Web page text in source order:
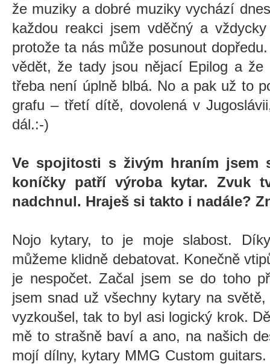
že muziky a dobré muziky vychází
každou reakci jsem vděčný a
protože ta nás může posunout
vědět, že tady jsou nějací Epilog a že
třeba není úplně blbá. No a pak už to
grafu – třetí dítě, dovolená v
dál.:-)
Ve spojitosti s živým hraním jsem
koníčky patří výroba kytar. Zvuk
nadchnul. Hraješ si takto i nadále?
Nojo kytary, to je moje slabost.
můžeme klidně debatovat. Konečně
je nespočet. Začal jsem se do toho
jsem snad už všechny kytary na
vyzkoušel, tak to byl asi logický krok.
mě to strašně baví a ano, na našich
mojí dílny, kytary MMG Custom